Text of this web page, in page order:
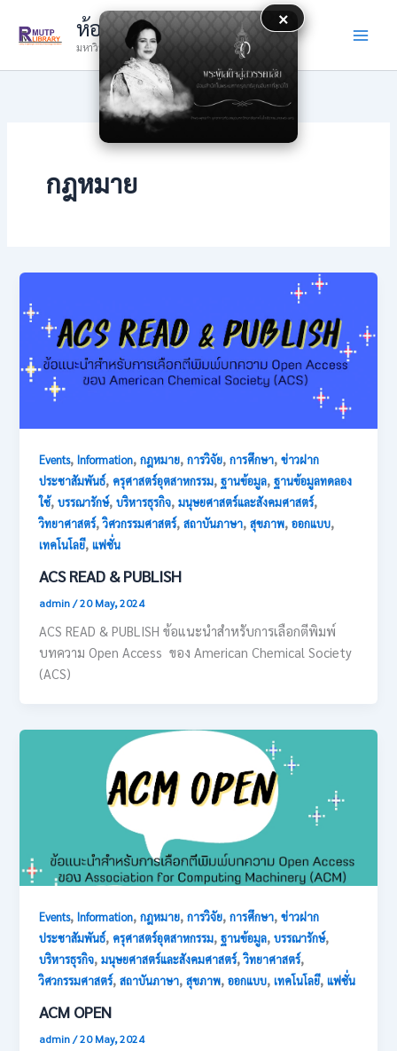
×
ห้องสมุด
มหาวิทยาลัยเทคโนโลยีราชมงคลพระนคร
กฎหมาย
Events,Information,กฎหมาย,การวิจัย,การศึกษา,ข่าวฝาก
ประชาสัมพันธ์, ครุศาสตร์อุตสาหกรรม,ฐานข้อมูล,ฐานข้อมูลทดลอง
ใช้,บรรณารักษ์,บริหารธุรกิจ,มนุษยศาสตร์และสังคมศาสตร์,
วิทยาศาสตร์,วิศวกรรมศาสตร์,สถาบันภาษา,สุขภาพ,ออกแบบ,
เทคโนโลยี,แฟชั่น
ACS READ & PUBLISH
admin/20 May, 2024
ACS READ & PUBLISH ข้อแนะนำสำหรับการเลือกตีพิมพ์
บทความ Open Access ของ American Chemical Society
(ACS)
Events,Information,กฎหมาย,การวิจัย,การศึกษา,ข่าวฝาก
ประชาสัมพันธ์, ครุศาสตร์อุตสาหกรรม,ฐานข้อมูล,บรรณารักษ์,
บริหารธุรกิจ,มนุษยศาสตร์และสังคมศาสตร์,วิทยาศาสตร์,
วิศวกรรมศาสตร์,สถาบันภาษา,สุขภาพ,ออกแบบ,เทคโนโลยี,แฟชั่น
ACM OPEN
admin/20 May, 2024